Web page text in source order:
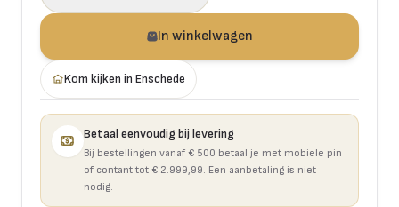
In winkelwagen
Kom kijken in Enschede
Betaal eenvoudig bij levering
Bij bestellingen vanaf € 500 betaal je met mobiele pin
of contant tot € 2.999,99. Een aanbetaling is niet
nodig.